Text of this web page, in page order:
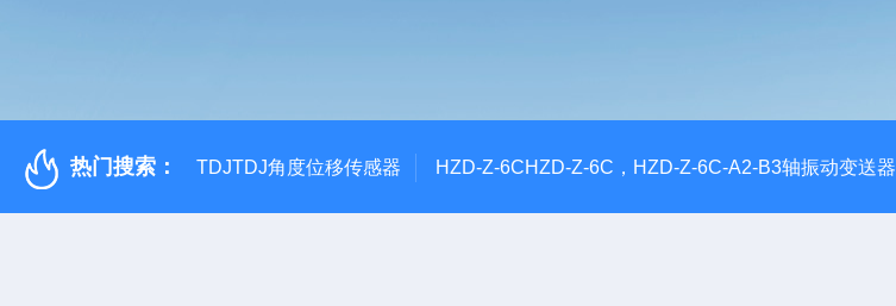
热门搜索： TDJTDJ角度位移传感器 HZD-Z-6CHZD-Z-6C，HZD-Z-6C-A2-B3轴振动变送器